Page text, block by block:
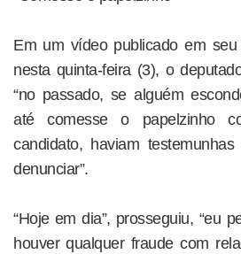
Em um vídeo publicado em
nesta quinta-feira (3), o
“no passado, se alguém
até comesse o papelzinho
candidato, haviam
denunciar”.
“Hoje em dia”, prosseguiu, “eu
houver qualquer fraude com